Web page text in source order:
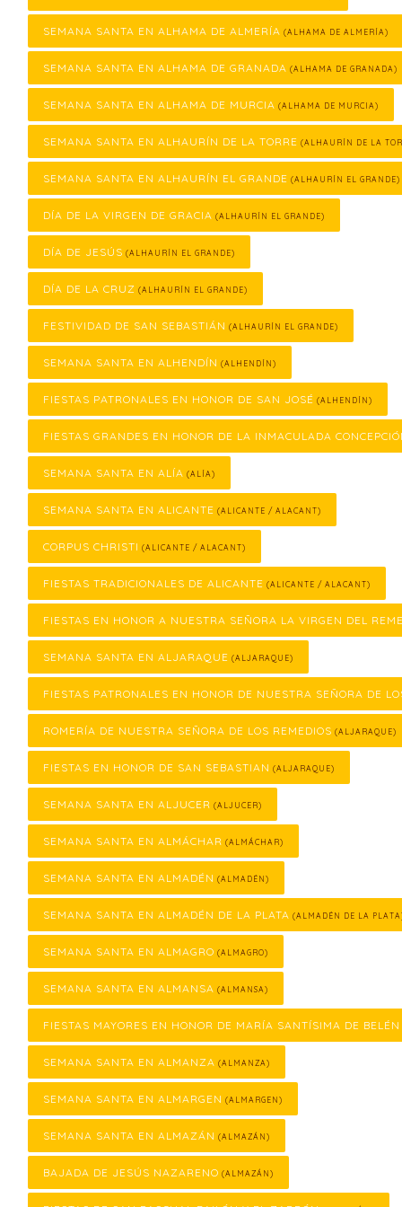
SEMANA SANTA EN ALHAMA DE ALMERÍA (ALHAMA DE ALMERÍA)
SEMANA SANTA EN ALHAMA DE GRANADA (ALHAMA DE GRANADA)
SEMANA SANTA EN ALHAMA DE MURCIA (ALHAMA DE MURCIA)
SEMANA SANTA EN ALHAURÍN DE LA TORRE (ALHAURÍN DE LA
SEMANA SANTA EN ALHAURÍN EL GRANDE (ALHAURÍN EL GRANDE)
DÍA DE LA VIRGEN DE GRACIA (ALHAURÍN EL GRANDE)
DÍA DE JESÚS (ALHAURÍN EL GRANDE)
DÍA DE LA CRUZ (ALHAURÍN EL GRANDE)
FESTIVIDAD DE SAN SEBASTIÁN (ALHAURÍN EL GRANDE)
SEMANA SANTA EN ALHENDÍN (ALHENDÍN)
FIESTAS PATRONALES EN HONOR DE SAN JOSÉ (ALHENDÍN)
FIESTAS GRANDES EN HONOR DE LA INMACULADA
SEMANA SANTA EN ALÍA (ALÍA)
SEMANA SANTA EN ALICANTE (ALICANTE / ALACANT)
CORPUS CHRISTI (ALICANTE / ALACANT)
FIESTAS TRADICIONALES DE ALICANTE (ALICANTE / ALACANT)
FIESTAS EN HONOR A NUESTRA SEÑORA LA VIRGEN DEL
SEMANA SANTA EN ALJARAQUE (ALJARAQUE)
FIESTAS PATRONALES EN HONOR DE NUESTRA SEÑORA DE
ROMERÍA DE NUESTRA SEÑORA DE LOS REMEDIOS (ALJARAQUE)
FIESTAS EN HONOR DE SAN SEBASTIAN (ALJARAQUE)
SEMANA SANTA EN ALJUCER (ALJUCER)
SEMANA SANTA EN ALMÁCHAR (ALMÁCHAR)
SEMANA SANTA EN ALMADÉN (ALMADÉN)
SEMANA SANTA EN ALMADÉN DE LA PLATA (ALMADÉN DE LA
SEMANA SANTA EN ALMAGRO (ALMAGRO)
SEMANA SANTA EN ALMANSA (ALMANSA)
FIESTAS MAYORES EN HONOR DE MARÍA SANTÍSIMA DE BELÉN
SEMANA SANTA EN ALMANZA (ALMANZA)
SEMANA SANTA EN ALMARGEN (ALMARGEN)
SEMANA SANTA EN ALMAZÁN (ALMAZÁN)
BAJADA DE JESÚS NAZARENO (ALMAZÁN)